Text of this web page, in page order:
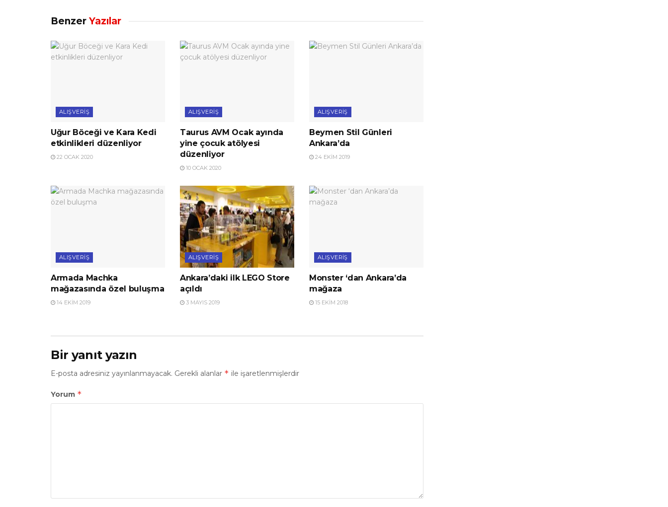
Benzer Yazılar
ALIŞVERIŞ
Uğur Böceği ve Kara Kedi
etkinlikleri düzenliyor
22 OCAK 2020
ALIŞVERIŞ
Taurus AVM Ocak ayında
yine çocuk atölyesi
düzenliyor
10 OCAK 2020
ALIŞVERIŞ
Beymen Stil Günleri
Ankara’da
24 EKIM 2019
ALIŞVERIŞ
Armada Machka
mağazasında özel buluşma
14 EKIM 2019
ALIŞVERIŞ
Ankara’daki ilk LEGO Store
açıldı
3 MAYIS 2019
ALIŞVERIŞ
Monster ‘dan Ankara’da
mağaza
15 EKIM 2018
Bir yanıt yazın
E-posta adresiniz yayınlanmayacak. Gerekli alanlar * ile işaretlenmişlerdir
Yorum *